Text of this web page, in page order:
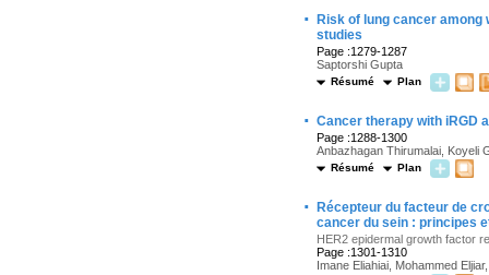
·
Risk of lung cancer
studies
Page :1279-1287
Saptorshi Gupta
Résumé Plan
· Cancer therapy with iRGD
Page :1288-1300
Anbazhagan Thirumalai, Koyeli
Résumé Plan
·
Récepteur du facteur de
cancer du sein : principes
HER2 epidermal growth factor
Page :1301-1310
Imane Eliahiai, Mohammed